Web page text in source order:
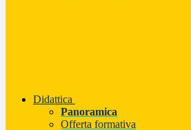
Didattica
Panoramica
Offerta formativa